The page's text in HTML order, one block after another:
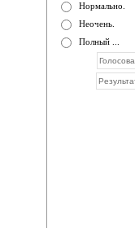
Нормально.
Неочень.
Полный ...